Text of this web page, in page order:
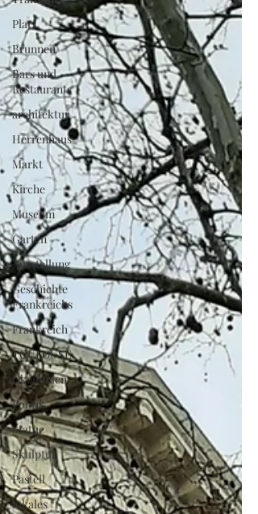
Platz
Brunnen
Bars und
Restaurants
architektur
Herrenhaus
Markt
Kirche
Museum
Garten
Ausstellung
Geschichte
Frankreichs
Frankreich
TOULOUSE
Okzitanien
Politik
Statue
Skulptur
Pastell
lokales